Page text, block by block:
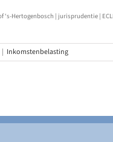
‘s-Hertogenbosch | jurisprudentie |
| Inkomstenbelasting